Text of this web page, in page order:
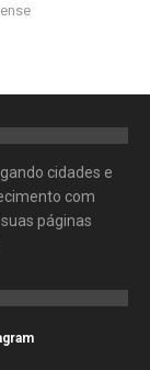
cidades e
com
páginas